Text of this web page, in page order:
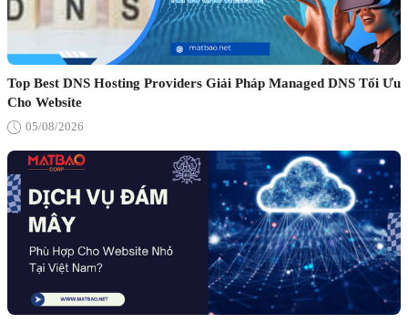
Top Best DNS Hosting Providers Giải Pháp Managed DNS Tối Ưu
Cho Website
05/08/2026